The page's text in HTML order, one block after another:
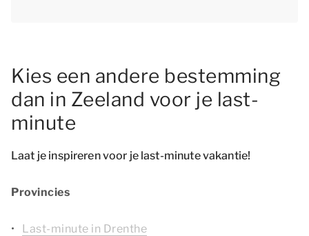
Kies een andere bestemming
dan in Zeeland voor je last-
minute
Laat je inspireren voor je last-minute vakantie!
Provincies
Last-minute in Drenthe